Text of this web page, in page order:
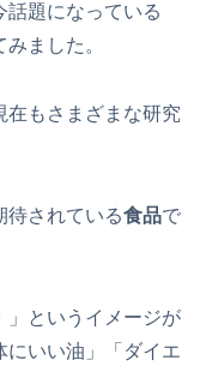
話題になっている
みました。
在もさまざまな研究
待されている食品で
」というイメージが
にいい油」「ダイエ